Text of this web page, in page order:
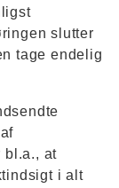
slutter
tage endelig
bl.a., at
i alt